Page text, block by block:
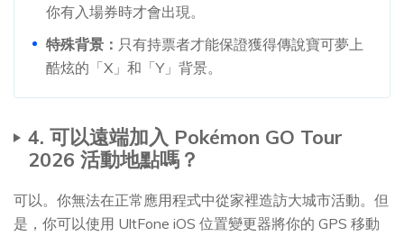
你有入場券時才會出現。
特殊背景： 只有持票者才能保證獲得傳說寶可夢上
酷炫的「X」和「Y」背景。
4. 可以遠端加入 Pokémon GO Tour
2026 活動地點嗎？
可以。你無法在正常應用程式中從家裡造訪大城市活動。但
是，你可以使用 UltFone iOS 位置變更器將你的 GPS 移動